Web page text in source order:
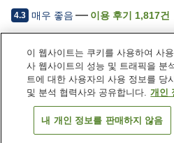
4.3 매우 좋음 이용 후기 1,817건
숙소 편의 시설/서비스
Wi-Fi
스파 / 미용실
일본 효고 스모토 가이
객실 보기
이 웹사이트는 쿠키를 사용하여 사
사 웹사이트의 성능 및 트래픽을 분
트에 대한 사용자의 사용 정보를 당
및 분석 협력사와 공유합니다. 개인
내 개인 정보를 판매하지 않음